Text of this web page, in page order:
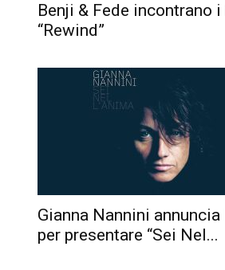
Benji & Fede incontrano
“Rewind”
Gianna Nannini
per presentare “Sei Nel...